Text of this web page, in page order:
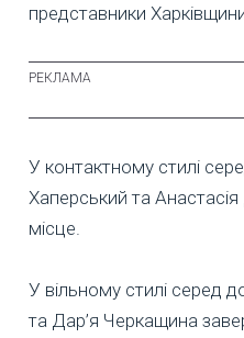
представники
У контактному стилі
Хаперський та
місце.
У вільному стилі серед
та Дар’я Черкащина